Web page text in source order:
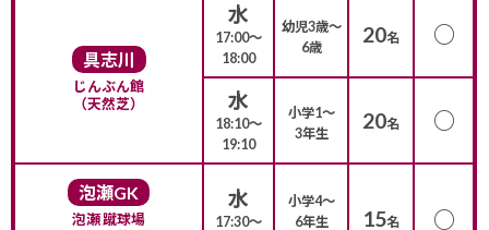
具志川
じんぶん館
（天然芝）
水
17:00〜
18:00
幼児3歳〜
6歳
20名 ○
水
18:10〜
19:10
小学1〜
3年生
20名 ○
泡瀬GK
泡瀬 蹴球場
水
17:30〜
小学4〜
6年生
15名 ○